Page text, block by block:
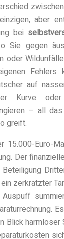
aber
bei
Sie gegen
oder
Fehlers
auf
Kurve oder
– all
greift.
15.000-Euro-
Der
zerkratzter
Blick harmloser